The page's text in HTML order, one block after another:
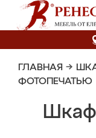
ГЛАВНАЯ →
ФОТОПЕЧАТЬЮ